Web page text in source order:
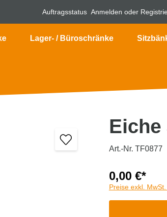
Auftragsstatus Anmelden oder
Lager- / Büroschränke
Eiche
Art.-Nr. TF0877
0,00 €*
Preise exkl.